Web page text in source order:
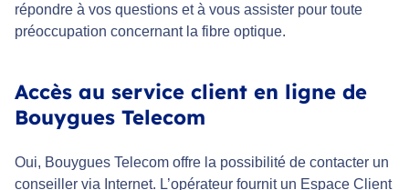
répondre à vos questions et à vous assister pour toute
préoccupation concernant la fibre optique.
Accès au service client en ligne de
Bouygues Telecom
Oui, Bouygues Telecom offre la possibilité de contacter un
conseiller via Internet. L’opérateur fournit un Espace Client